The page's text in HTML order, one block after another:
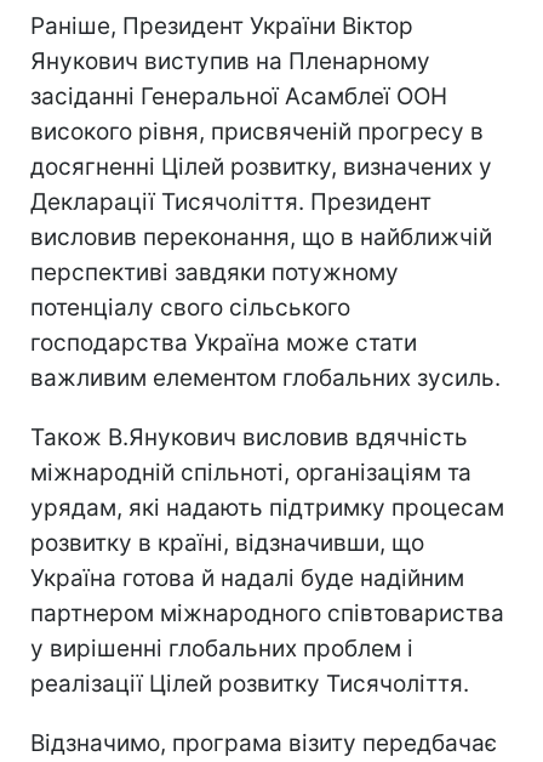
Раніше, Президент України Віктор
Янукович виступив на Пленарному
засіданні Генеральної Асамблеї ООН
високого рівня, присвяченій прогресу в
досягненні Цілей розвитку, визначених у
Декларації Тисячоліття. Президент
висловив переконання, що в найближчій
перспективі завдяки потужному
потенціалу свого сільського
господарства Україна може стати
важливим елементом глобальних зусиль.
Також В.Янукович висловив вдячність
міжнародній спільноті, організаціям та
урядам, які надають підтримку процесам
розвитку в країні, відзначивши, що
Україна готова й надалі буде надійним
партнером міжнародного співтовариства
у вирішенні глобальних проблем і
реалізації Цілей розвитку Тисячоліття.
Відзначимо, програма візиту передбачає